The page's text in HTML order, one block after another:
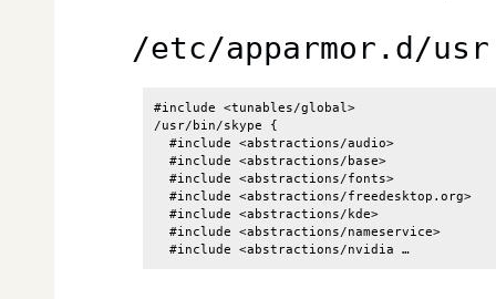
/etc/apparmor.d/
#include <tunables/global>
/usr/bin/skype {
  #include <abstractions/audio>
  #include <abstractions/base>
  #include <abstractions/fonts>
  #include <abstractions/freedesktop.org>
  #include <abstractions/kde>
  #include <abstractions/nameservice>
  #include <abstractions/nvidia …